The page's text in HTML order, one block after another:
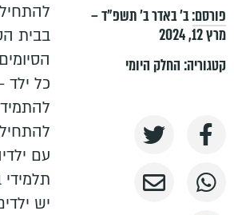
פורסם:ב׳ באדר ב׳ תשפ״ד –
מרץ 12, 2024
קטגוריה:החלק היומי
בבית
כל ילד
עם
יש